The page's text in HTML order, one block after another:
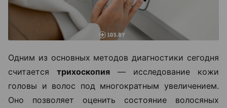
Одним из основных методов диагностики сегодня
считается трихоскопия — исследование кожи
головы и волос под многократным увеличением.
Оно позволяет оценить состояние волосяных